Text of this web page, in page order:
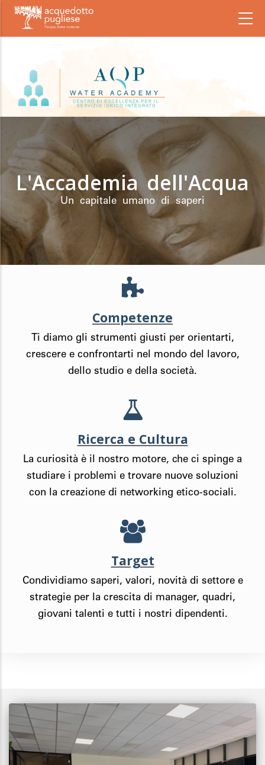
Salta
navigation
L'Accademia dell'Acqua
Un capitale umano di saperi
Competenze
Ti diamo gli strumenti giusti per orientarti,
crescere e confrontarti nel mondo del lavoro,
dello studio e della società.
Ricerca e Cultura
La curiosità è il nostro motore, che ci spinge a
studiare i problemi e trovare nuove soluzioni
con la creazione di networking etico-sociali.
Target
Condividiamo saperi, valori, novità di settore e
strategie per la crescita di manager, quadri,
giovani talenti e tutti i nostri dipendenti.